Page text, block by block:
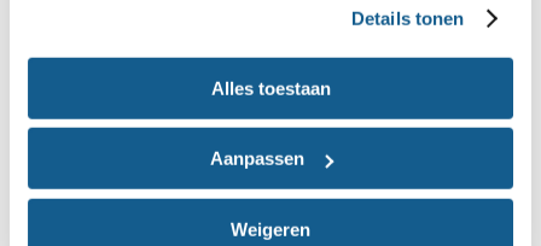
Details tonen
Alles toestaan
Aanpassen
Weigeren
Maak de hapjes klaar.
Verdeel het gepureerde fruit in gelijke porties.
Zet 1 portie apart voor je kind.
Bewaar 1 portie afgedekt in de koelkast voor de
volgende dag.
Verpak de overige hapjes in diepvrieszakjes of